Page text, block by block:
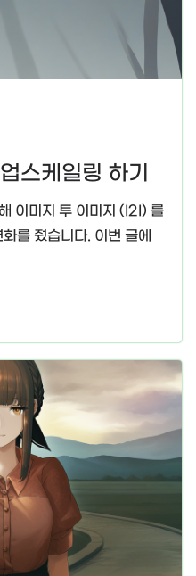
스케일링 하기
이미지 투 이미지 (I2I) 를
를 줬습니다. 이번 글에